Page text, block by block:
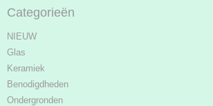
Categorieën
NIEUW
Glas
Keramiek
Benodigdheden
Ondergronden